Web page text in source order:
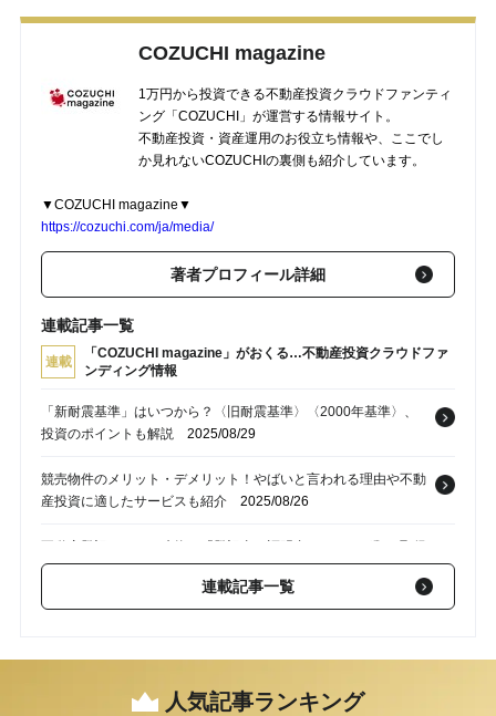
COZUCHI magazine
1万円から投資できる不動産投資クラウドファンティ
ング「COZUCHI」が運営する情報サイト。
不動産投資・資産運用のお役立ち情報や、ここでし
か見れないCOZUCHIの裏側も紹介しています。
▼COZUCHI magazine▼
https://cozuchi.com/ja/media/
著者プロフィール詳細
連載記事一覧
連載
「COZUCHI magazine」がおくる…不動産投資クラウドファ
ンディング情報
「新耐震基準」はいつから？〈旧耐震基準〉〈2000年基準〉、
投資のポイントも解説 2025/08/29
競売物件のメリット・デメリット！やばいと言われる理由や不動
産投資に適したサービスも紹介 2025/08/26
方法・必要書類【AFPの解説】2025/08/19
公務員は「住宅ローン審査」で有利になる？借入限度額の目安と
に利用するためのポイントを解説【FPが解説】 2025/08/12
連載記事一覧
人気記事ランキング